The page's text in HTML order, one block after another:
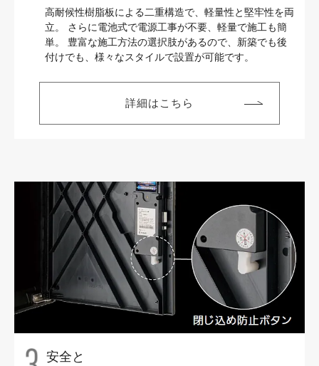
高耐候性樹脂板による二重構造で、軽量性と堅牢性を両
立。
さらに電池式で電源工事が不要、軽量で施工も簡
単。
豊富な施工方法の選択肢があるので、新築でも後
付けでも、様々なスタイルで設置が可能です。
詳細はこちら
安全と